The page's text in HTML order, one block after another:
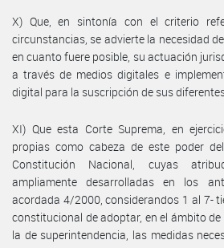
X) Que, en sintonía con el criterio
circunstancias, se advierte la necesidad
en cuanto fuere posible, su actuación
a través de medios digitales e
digital para la suscripción de sus
XI) Que esta Corte Suprema, en
propias como cabeza de este poder
Constitución Nacional, cuyas
ampliamente desarrolladas en los
acordada 4/2000, considerandos 1 al 7-
constitucional de adoptar, en el ámbito
la de superintendencia, las medidas